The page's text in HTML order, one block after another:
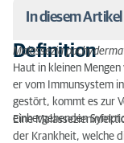
In diesem Artikel
Definition
Symptome
Nachweis
Definition
Malassezia
Haut in kleinen
er vom Immunsystem
gestört, kommt es zur
einhergehenden
Eine
der Krankheit, welche